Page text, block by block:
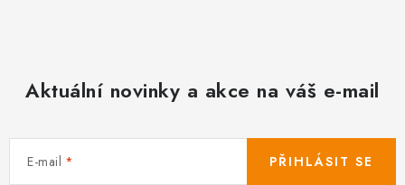
Aktuální novinky a akce na váš e-mail
E-mail PŘIHLÁSIT SE